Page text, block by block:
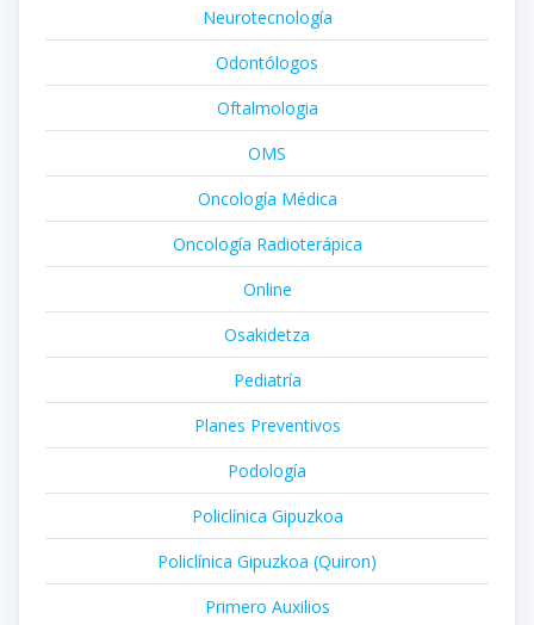
Neurotecnología
Odontólogos
Oftalmologia
OMS
Oncología Médica
Oncología Radioterápica
Online
Osakidetza
Pediatría
Planes Preventivos
Podología
Policlínica Gipuzkoa
Policlínica Gipuzkoa (Quiron)
Primero Auxilios